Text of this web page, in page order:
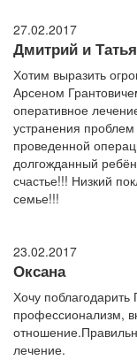
27.02.2017
Дмитрий и
Хотим выразить
Арсеном
оперативное
устранения
проведенной
долгожданный
счастье!!! Низкий
семье!!!
23.02.2017
Оксана
Хочу поблагодарить
профессионализм,
лечение.